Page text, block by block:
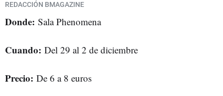
REDACCIÓN BMAGAZINE
Donde: Sala Phenomena
Cuando: Del 29 al 2 de diciembre
Precio: De 6 a 8 euros